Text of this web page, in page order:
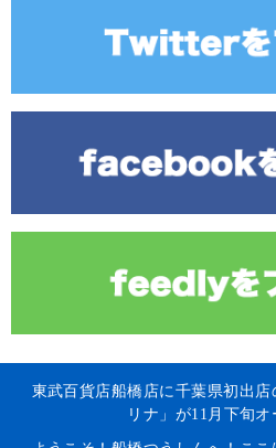
東武百貨店船橋店に千葉県初出
リナ」が11月下旬オ